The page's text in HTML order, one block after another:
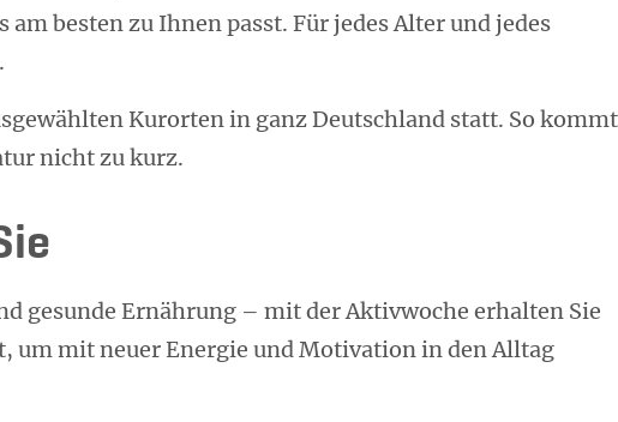
am besten zu Ihnen passt. Für jedes Alter und jedes
Kurorten in ganz Deutschland statt. So kommt
nicht zu kurz.
gesunde Ernährung – mit der Aktivwoche erhalten Sie
um mit neuer Energie und Motivation in den Alltag